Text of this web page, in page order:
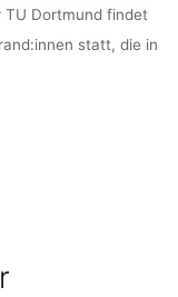
TU Dortmund findet
statt, die in